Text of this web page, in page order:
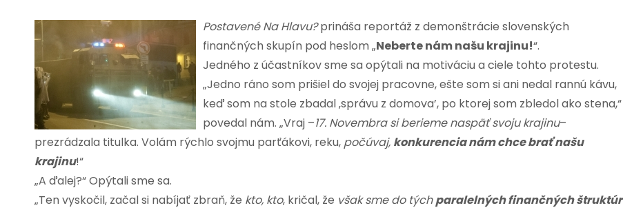
Postavené Na Hlavu?prináša reportáž z demonštrácie slovenských
finančných skupín pod heslom „Neberte nám našu krajinu!“.
Jedného z účastníkov sme sa opýtali na motiváciu a ciele tohto protestu.
„Jedno ráno som prišiel do svojej pracovne, ešte som si ani nedal rannú kávu,
keď som na stole zbadal ‚správu z domova’, po ktorej som zbledol ako stena,“
povedal nám. „Vraj –17. Novembra si berieme naspäť svoju krajinu–
prezrádzala titulka. Volám rýchlo svojmu parťákovi, reku, počúvaj, konkurencia nám chce brať našu
krajinu!“
„A ďalej?“ Opýtali sme sa.
„Ten vyskočil, začal si nabíjať zbraň, že kto, kto, kričal, že však sme do týchparalelných finančných štruktúr